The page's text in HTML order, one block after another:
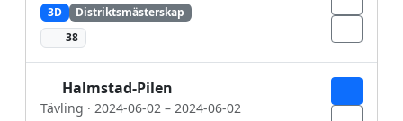
3D
Distriktsmästerskap
38
Halmstad-Pilen
Tävling · 2024-06-02 – 2024-06-02